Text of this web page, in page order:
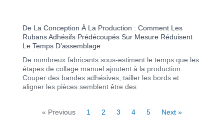
De La Conception À La Production : Comment Les
Rubans Adhésifs Prédécoupés Sur Mesure Réduisent
Le Temps D’assemblage
De nombreux fabricants sous-estiment le temps que les
étapes de collage manuel ajoutent à la production.
Couper des bandes adhésives, tailler les bords et
aligner les pièces semblent être des
« Previous 1 2 3 4 5 Next »